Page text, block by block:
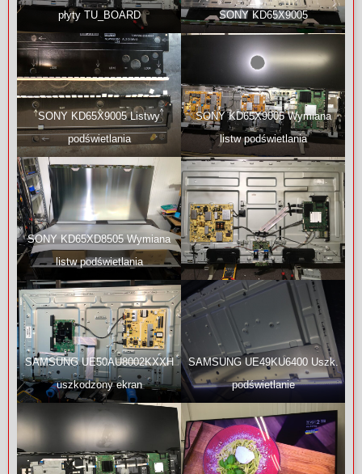
płyty TU_BOARD
SONY KD65X9005
SONY KD65X9005 Listwy
podświetlania
SONY KD65X9005 Wymiana
listw podświetlania
SONY KD65XD8505 Wymiana
listw podświetlania
SAMSUNG UE50AU8002KXXH
uszkodzony ekran
SAMSUNG UE49KU6400 Uszk.
podświetlanie